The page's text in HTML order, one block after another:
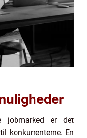
jobmarked er det
konkurrenterne. En